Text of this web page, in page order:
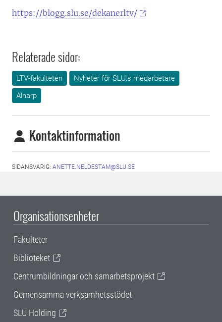
https://blogg.slu.se/dekanerltv/
Relaterade sidor:
LTV-fakulteten
Nyheter för SLU:s medarbetare
Alnarp
Kontaktinformation
SIDANSVARIG: ANETTE.NELDESTAM@SLU.SE
Organisationsenheter
Fakulteter
Biblioteket
Centrumbildningar och samarbetsprojekt
Gemensamma verksamhetsstödet
SLU Holding